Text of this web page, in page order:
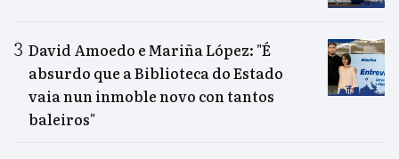
David Amoedo e Mariña López: "É
absurdo que a Biblioteca do Estado
vaia nun inmoble novo con tantos
baleiros"